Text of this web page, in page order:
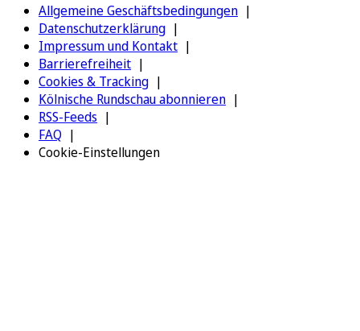
Allgemeine Geschäftsbedingungen
Datenschutzerklärung
Impressum und Kontakt
Barrierefreiheit
Cookies & Tracking
Kölnische Rundschau abonnieren
RSS-Feeds
FAQ
Cookie-Einstellungen